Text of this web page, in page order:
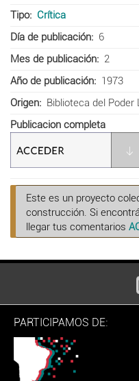
Tipo
Crítica
Día de publicación
6
Mes de publicación
2
Año de publicación
1973
Origen
Biblioteca del Poder
Publicacion completa
Este es un proyecto
construcción. Si
llegar tus comentarios
PARTICIPAMOS DE: